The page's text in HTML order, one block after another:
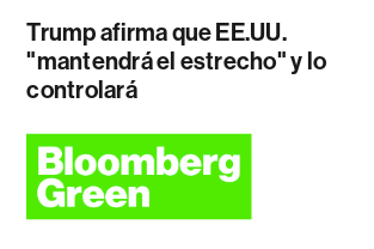
Trump afirma que EE.UU.
"mantendrá el estrecho" y lo
controlará